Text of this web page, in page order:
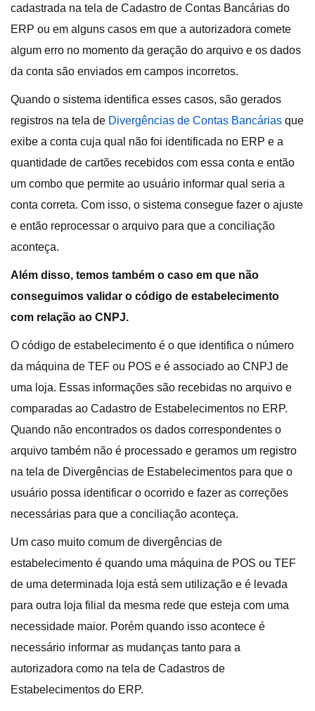
cadastrada na tela de Cadastro de Contas Bancárias do
ERP ou em alguns casos em que a autorizadora comete
algum erro no momento da geração do arquivo e os dados
da conta são enviados em campos incorretos.
Quando o sistema identifica esses casos, são gerados
registros na tela de Divergências de Contas Bancárias que
exibe a conta cuja qual não foi identificada no ERP e a
quantidade de cartões recebidos com essa conta e então
um combo que permite ao usuário informar qual seria a
conta correta. Com isso, o sistema consegue fazer o ajuste
e então reprocessar o arquivo para que a conciliação
aconteça.
Além disso, temos também o caso em que não
conseguimos validar o código de estabelecimento
com relação ao CNPJ.
O código de estabelecimento é o que identifica o número
da máquina de TEF ou POS e é associado ao CNPJ de
uma loja. Essas informações são recebidas no arquivo e
comparadas ao Cadastro de Estabelecimentos no ERP.
Quando não encontrados os dados correspondentes o
arquivo também não é processado e geramos um registro
na tela de Divergências de Estabelecimentos para que o
usuário possa identificar o ocorrido e fazer as correções
necessárias para que a conciliação aconteça.
Um caso muito comum de divergências de
estabelecimento é quando uma máquina de POS ou TEF
de uma determinada loja está sem utilização e é levada
para outra loja filial da mesma rede que esteja com uma
necessidade maior. Porém quando isso acontece é
necessário informar as mudanças tanto para a
autorizadora como na tela de Cadastros de
Estabelecimentos do ERP.